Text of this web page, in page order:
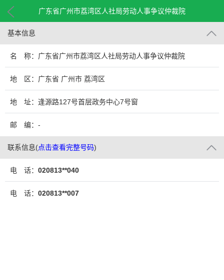
广东省广州市荔湾区人社局劳动人事争议仲裁院
基本信息
名 称：广东省广州市荔湾区人社局劳动人事争议仲裁院
地 区：广东省 广州市 荔湾区
地 址：逢源路127号首层政务中心7号窗
邮 编：-
联系信息(点击查看完整号码)
电 话： 020813**040
电 话： 020813**007